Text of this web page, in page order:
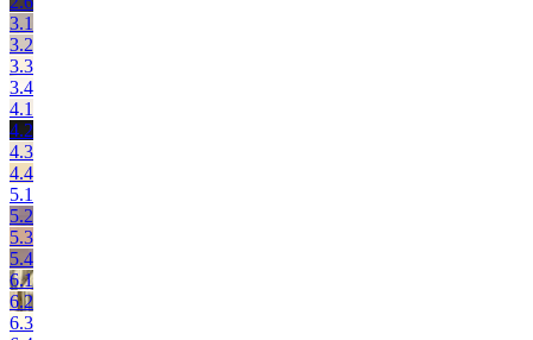
3.1
3.2
3.3
3.4
4.1
4.2
4.3
4.4
5.1
5.2
5.3
5.4
6.1
6.2
6.3